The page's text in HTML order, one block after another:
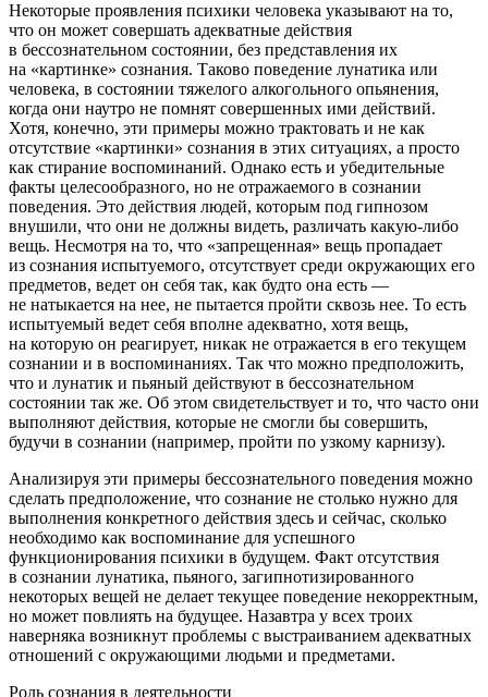
Некоторые проявления психики человека указывают на то,
что он может совершать адекватные действия
в бессознательном состоянии, без представления их
на «картинке» сознания. Таково поведение лунатика или
человека, в состоянии тяжелого алкогольного опьянения,
когда они наутро не помнят совершенных ими действий.
Хотя, конечно, эти примеры можно трактовать и не как
отсутствие «картинки» сознания в этих ситуациях, а просто
как стирание воспоминаний. Однако есть и убедительные
факты целесообразного, но не отражаемого в сознании
поведения. Это действия людей, которым под гипнозом
внушили, что они не должны видеть, различать какую-либо
вещь. Несмотря на то, что «запрещенная» вещь пропадает
из сознания испытуемого, отсутствует среди окружающих его
предметов, ведет он себя так, как будто она есть —
не натыкается на нее, не пытается пройти сквозь нее. То есть
испытуемый ведет себя вполне адекватно, хотя вещь,
на которую он реагирует, никак не отражается в его текущем
сознании и в воспоминаниях. Так что можно предположить,
что и лунатик и пьяный действуют в бессознательном
состоянии так же. Об этом свидетельствует и то, что часто они
выполняют действия, которые не смогли бы совершить,
будучи в сознании (например, пройти по узкому карнизу).
Анализируя эти примеры бессознательного поведения можно
сделать предположение, что сознание не столько нужно для
выполнения конкретного действия здесь и сейчас, сколько
необходимо как воспоминание для успешного
функционирования психики в будущем. Факт отсутствия
в сознании лунатика, пьяного, загипнотизированного
некоторых вещей не делает текущее поведение некорректным,
но может повлиять на будущее. Назавтра у всех троих
наверняка возникнут проблемы с выстраиванием адекватных
отношений с окружающими людьми и предметами.
Роль сознания в деятельности